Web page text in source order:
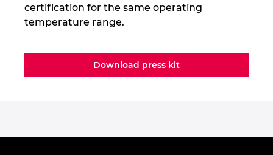
certification for the same operating
temperature range.
Download press kit